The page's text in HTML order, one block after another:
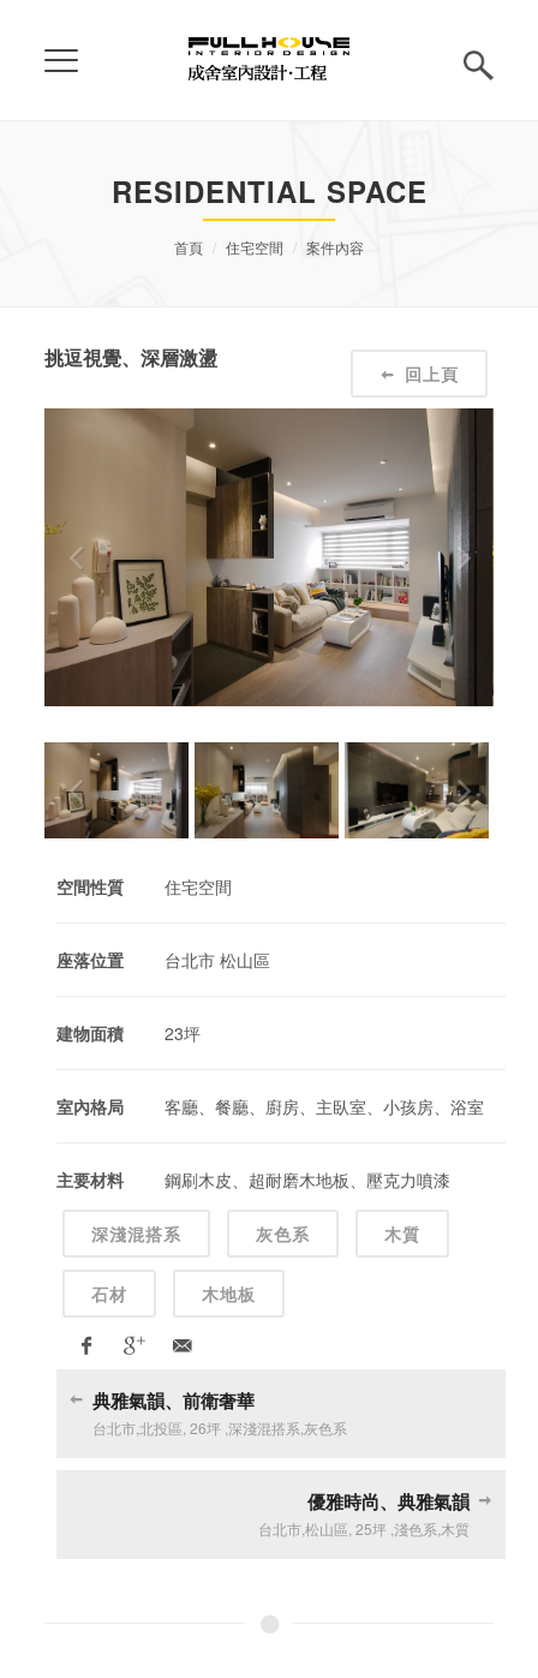
RESIDENTIAL SPACE
首頁 住宅空間 案件內容
挑逗視覺、深層激盪
回上頁
空間性質 住宅空間
座落位置 台北市 松山區
建物面積 23坪
室內格局 客廳、餐廳、廚房、主臥室、小孩房、浴室
主要材料 鋼刷木皮、超耐磨木地板、壓克力噴漆
深淺混搭系 灰色系 木質
石材 木地板
典雅氣韻、前衛奢華
台北市 北投區 ,26坪 ,深淺混搭系 灰色系
優雅時尚、典雅氣韻
台北市,松山區 25坪, 淺色系 木質